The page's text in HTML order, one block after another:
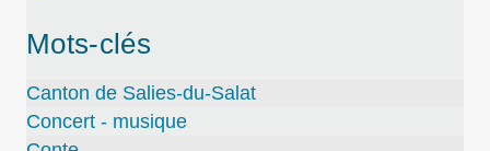
Mots-clés
Canton de Salies-du-Salat
Concert - musique